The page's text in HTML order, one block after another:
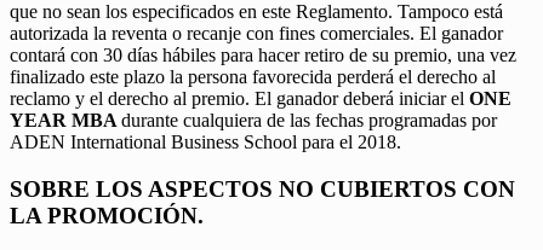
que no sean los especificados en este Reglamento. Tampoco está
autorizada la reventa o recanje con fines comerciales. El ganador
contará con 30 días hábiles para hacer retiro de su premio, una vez
finalizado este plazo la persona favorecida perderá el derecho al
reclamo y el derecho al premio. El ganador deberá iniciar el ONE
YEAR MBA durante cualquiera de las fechas programadas por
ADEN International Business School para el 2018.
SOBRE LOS ASPECTOS NO CUBIERTOS CON
LA PROMOCIÓN.